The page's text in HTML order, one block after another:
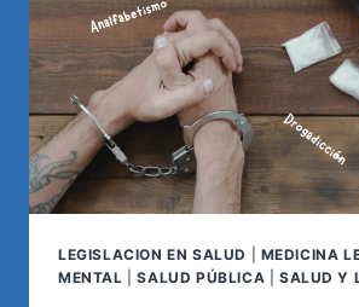
LEGISLACION EN SALUD MEDICINA
MENTAL |SALUD PÚBLICA SALUD Y